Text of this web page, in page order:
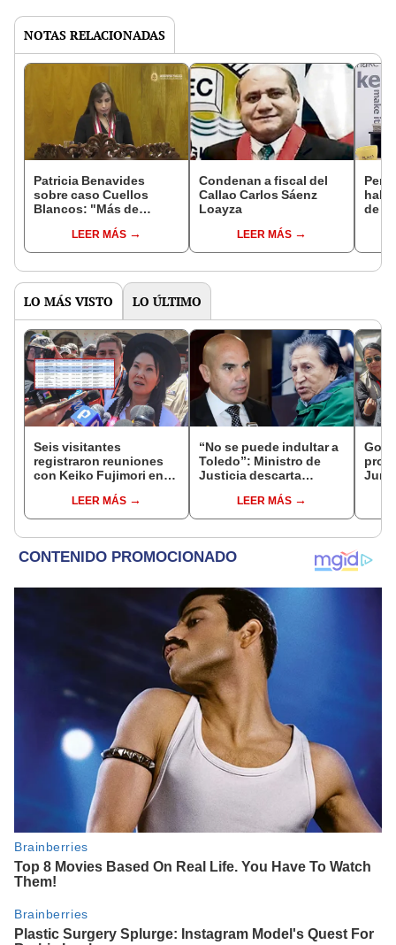
NOTAS RELACIONADAS
Patricia Benavides
sobre caso Cuellos
Blancos: "Más de
contenido penal"
LEER MÁS
Condenan a fiscal del
Callao Carlos Sáenz
Loayza
LEER MÁS
de
LO MÁS VISTO LO ÚLTIMO
Seis visitantes
registraron reuniones
con Keiko Fujimori en
presidenta se
encontraba en Junín
LEER MÁS
“No se puede indultar a
Toledo”: Ministro de
Justicia descarta
exmandatario
LEER MÁS